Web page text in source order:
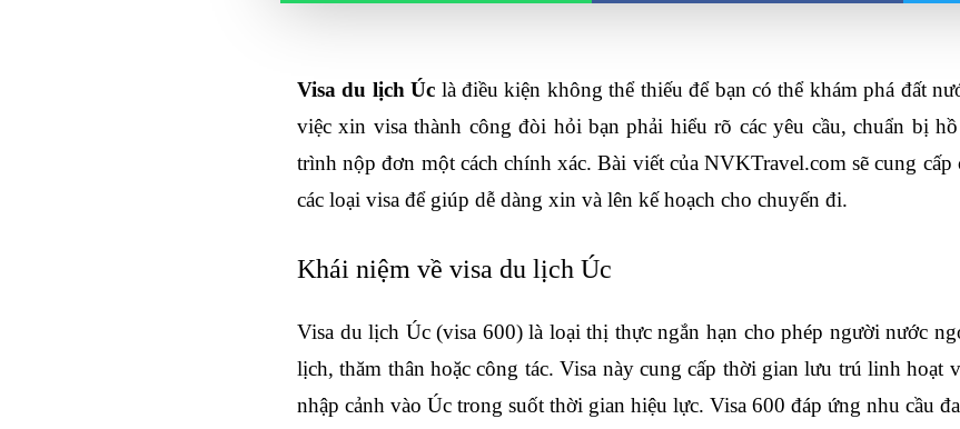
Visa du lịch Úc là điều kiện không thể thiếu để bạn có thể khám phá đất
việc xin visa thành công đòi hỏi bạn phải hiểu rõ các yêu cầu, chuẩn bị
trình nộp đơn một cách chính xác. Bài viết của NVKTravel.com sẽ cung
các loại visa để giúp dễ dàng xin và lên kế hoạch cho chuyến đi.
Khái niệm về visa du lịch Úc
Visa du lịch Úc (visa 600) là loại thị thực ngắn hạn cho phép người nước
lịch, thăm thân hoặc công tác. Visa này cung cấp thời gian lưu trú linh hoạt
nhập cảnh vào Úc trong suốt thời gian hiệu lực. Visa 600 đáp ứng nhu cầu